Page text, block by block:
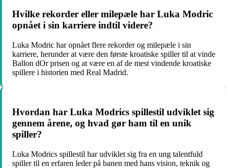
Hvilke rekorder eller milepæle har Luka Modric
opnået i sin karriere indtil videre?
Luka Modric har opnået flere rekorder og milepæle i sin
karriere, herunder at være den første kroatiske spiller til at vinde
Ballon dOr prisen og at være en af de mest vindende kroatiske
spillere i historien med Real Madrid.
Hvordan har Luka Modrics spillestil udviklet sig
gennem årene, og hvad gør ham til en unik
spiller?
Luka Modrics spillestil har udviklet sig fra en ung talentfuld
spiller til en erfaren leder på banen med hans vision, teknik og